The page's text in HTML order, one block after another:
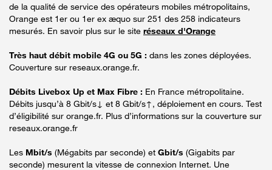
de la qualité de service des opérateurs mobiles métropolitains,
Orange est 1er ou 1er ex æquo sur 251 des 258 indicateurs
mesurés. En savoir plus sur le site réseaux d'Orange
Très haut débit mobile 4G ou 5G : dans les zones déployées.
Couverture sur reseaux.orange.fr.
Débits Livebox Up et Max Fibre : En France métropolitaine.
Débits jusqu’à 8 Gbit/s↓ et 8 Gbit/s↑, déploiement en cours. Test
d’éligibilité sur orange.fr. Plus d’informations sur la couverture sur
reseaux.orange.fr
Les Mbit/s (Mégabits par seconde) et Gbit/s (Gigabits par
seconde) mesurent la vitesse de connexion Internet. Une